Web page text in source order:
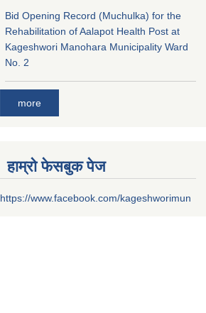
Bid Opening Record (Muchulka) for the
Rehabilitation of Aalapot Health Post at
Kageshwori Manohara Municipality Ward
No. 2
more
हाम्रो फेसबुक पेज
https://www.facebook.com/kageshworimun